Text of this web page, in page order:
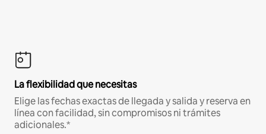
La flexibilidad que necesitas
Elige las fechas exactas de llegada y salida y reserva en
línea con facilidad, sin compromisos ni trámites
adicionales.*